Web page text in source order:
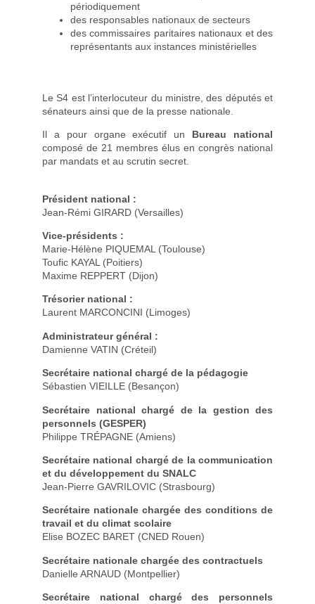
périodiquement
des responsables nationaux de secteurs
des commissaires paritaires nationaux et des
représentants aux instances ministérielles
Le S4 est l’interlocuteur du ministre, des députés et
sénateurs ainsi que de la presse nationale.
Il a pour organe exécutif un Bureau national
composé de 21 membres élus en congrès national
par mandats et au scrutin secret.
Président national :
Jean-Rémi GIRARD (Versailles)
Vice-présidents :
Marie-Hélène PIQUEMAL (Toulouse)
Toufic KAYAL (Poitiers)
Maxime REPPERT (Dijon)
Trésorier national :
Laurent MARCONCINI (Limoges)
Administrateur général :
Damienne VATIN (Créteil)
Secrétaire national chargé de la pédagogie
Sébastien VIEILLE (Besançon)
Secrétaire national chargé de la gestion des
personnels (GESPER)
Philippe TRÉPAGNE (Amiens)
Secrétaire national chargé de la communication
et du développement du SNALC
Jean-Pierre GAVRILOVIC (Strasbourg)
Secrétaire nationale chargée des conditions de
travail et du climat scolaire
Elise BOZEC BARET (CNED Rouen)
Secrétaire nationale chargée des contractuels
Danielle ARNAUD (Montpellier)
Secrétaire national chargé des personnels